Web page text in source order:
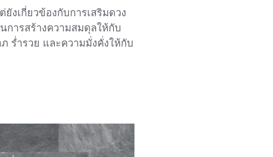
งเกี่ยวข้องกับการเสริมดวง
การสร้างความสมดุลให้กับ
ร่ำรวย และความมั่งคั่งให้กับ